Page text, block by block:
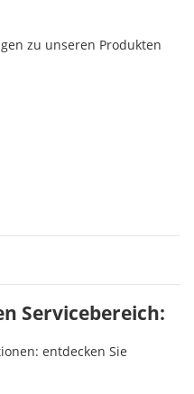
zu unseren Produkten
Servicebereich: